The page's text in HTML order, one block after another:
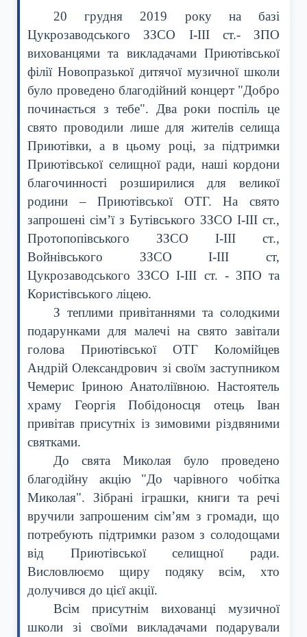
20 грудня 2019 року на базі
Цукрозаводського ЗЗСО І-ІІІ ст.- ЗПО
вихованцями та викладачами Приютівської
філії Новопразької дитячої музичної школи
було проведено благодійний концерт "Добро
починається з тебе". Два роки поспіль це
свято проводили лише для жителів селища
Приютівки, а в цьому році, за підтримки
Приютівської селищної ради, наші кордони
благочинності розширилися для великої
родини – Приютівської ОТГ. На свято
запрошені сім’ї з Бутівського ЗЗСО І-ІІІ ст.,
Протопопівського ЗЗСО І-ІІІ ст.,
Войнівського ЗЗСО І-ІІІ ст,
Цукрозаводського ЗЗСО І-ІІІ ст. - ЗПО та
Користівського ліцею.
З теплими привітаннями та солодкими
подарунками для малечі на свято завітали
голова Приютівської ОТГ Коломійцев
Андрій Олександрович зі своїм заступником
Чемерис Іриною Анатоліївною. Настоятель
храму Георгія Побідоносця отець Іван
привітав присутніх із зимовими різдвяними
святками.
До свята Миколая було проведено
благодійну акцію "До чарівного чобітка
Миколая". Зібрані іграшки, книги та речі
вручили запрошеним сім’ям з громади, що
потребують підтримки разом з солодощами
від Приютівської селищної ради.
Висловлюємо щиру подяку всім, хто
долучився до цієї акції.
Всім присутнім вихованці музичної
школи зі своїми викладачами подарували